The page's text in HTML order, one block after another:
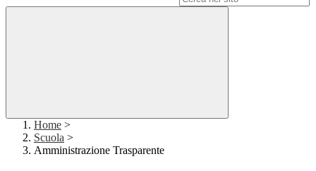
Home >
Scuola >
Amministrazione Trasparente